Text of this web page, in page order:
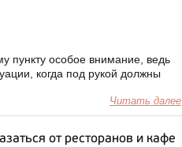
пункту особое внимание, ведь
когда под рукой должны
Читать далее
от ресторанов и кафе